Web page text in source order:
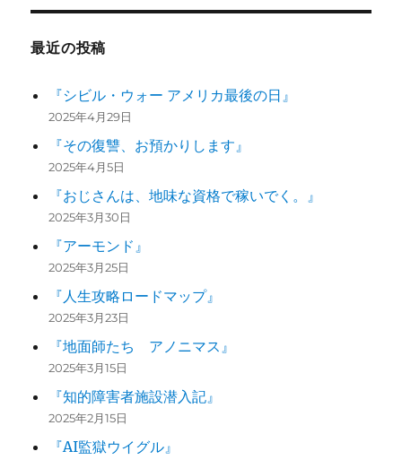
最近の投稿
『シビル・ウォー アメリカ最後の日』
2025年4月29日
『その復讐、お預かりします』
2025年4月5日
『おじさんは、地味な資格で稼いでく。』
2025年3月30日
『アーモンド』
2025年3月25日
『人生攻略ロードマップ』
2025年3月23日
『地面師たち アノニマス』
2025年3月15日
『知的障害者施設潜入記』
2025年2月15日
『AI監獄ウイグル』